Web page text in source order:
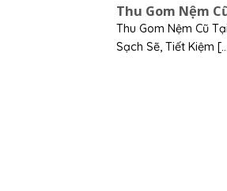
Thu Gom Nệm
Thu Gom Nệm Cũ
Sạch Sẽ, Tiết Kiệm